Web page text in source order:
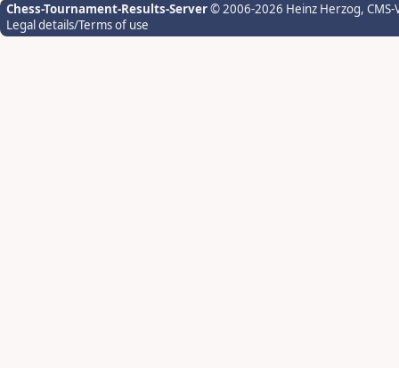
Chess-Tournament-Results-Server© 2006-2026 Heinz Herzog,
Legal details/Terms of use